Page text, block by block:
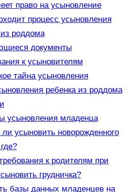
право на усыновление
процесс усыновления
из роддома
документы
к усыновителям
тайна усыновления
ребенка из роддома
усыновления младенца
усыновить новорожденного
к родителям при
грудничка?
базы данных младенцев на